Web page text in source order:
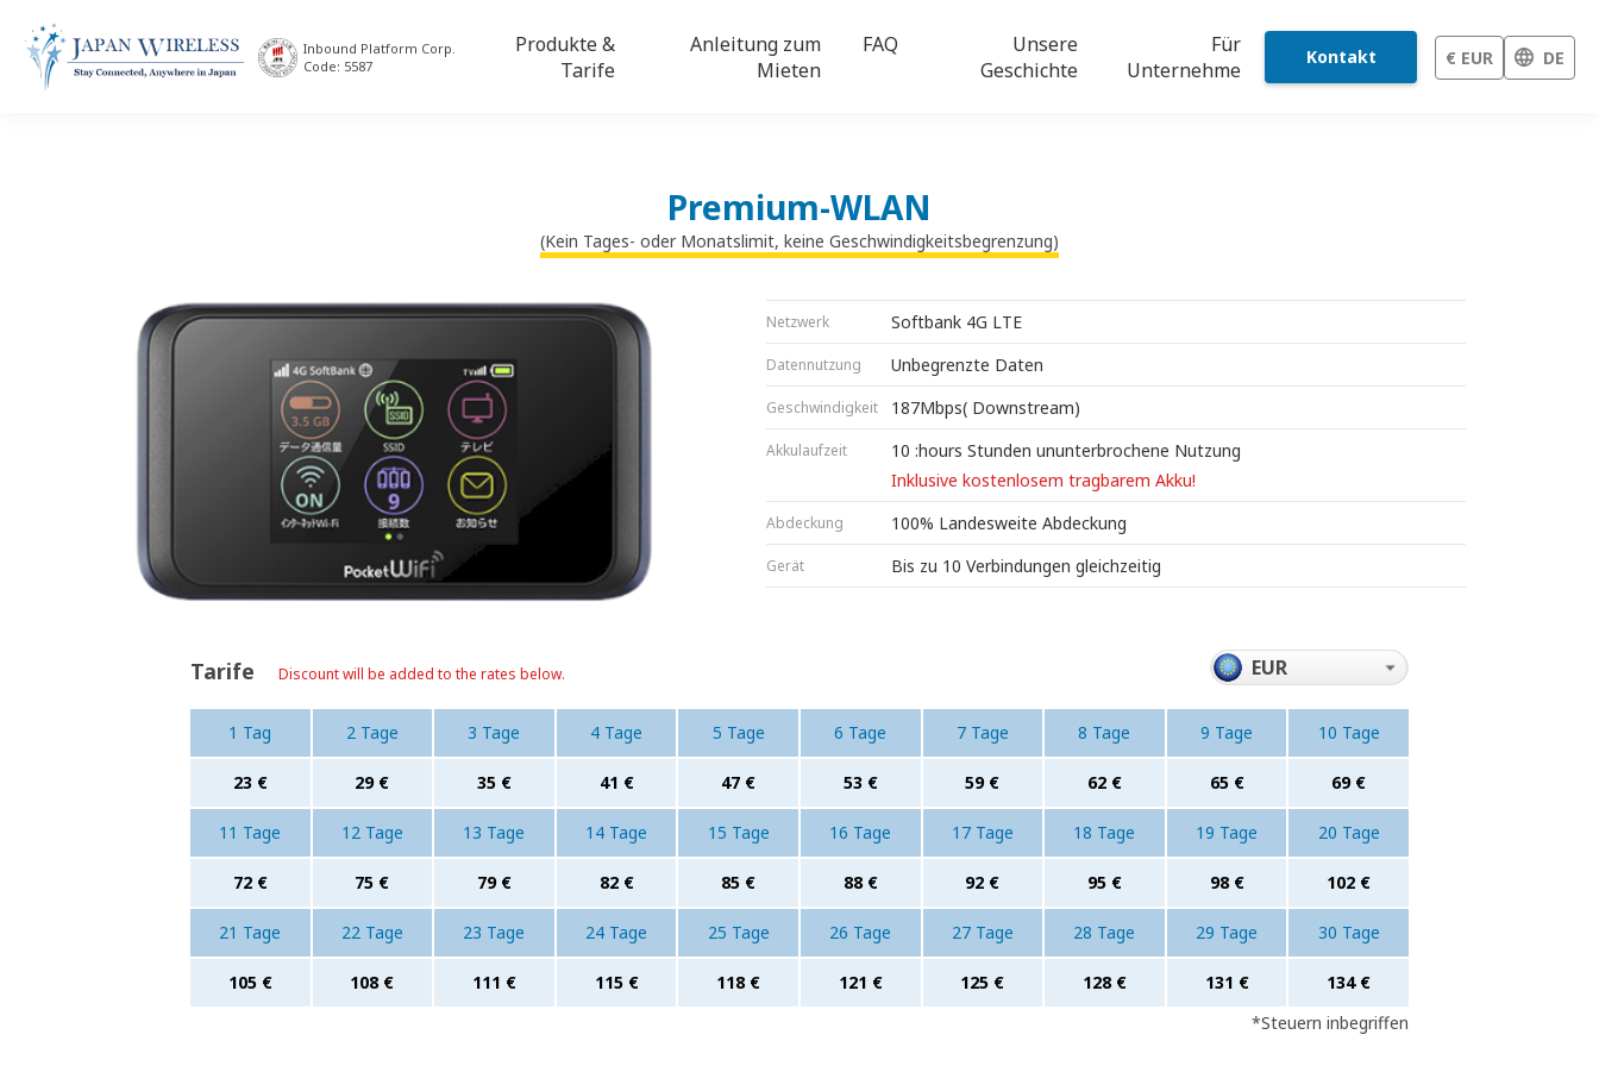
Inbound Platform Corp.
Code: 5587
Produkte &
Tarife
Anleitung zum
Mieten
FAQ
Unsere
Geschichte
Für
Unternehme
Kontakt € EUR DE
Premium-WLAN
(Kein Tages- oder Monatslimit, keine Geschwindigkeitsbegrenzung)
Netzwerk Softbank 4G LTE
Datennutzung Unbegrenzte Daten
Geschwindigkeit 187Mbps( Downstream)
Akkulaufzeit
10 :hours Stunden ununterbrochene Nutzung
Inklusive kostenlosem tragbarem Akku!
Abdeckung 100% Landesweite Abdeckung
Gerät Bis zu 10 Verbindungen gleichzeitig
Tarife Discount will be added to the rates below.
1 Tag
23 €
2 Tage
29 €
3 Tage
35 €
4 Tage
41 €
5 Tage
47 €
6 Tage
53 €
7 Tage
59 €
8 Tage
62 €
9 Tage
65 €
10 Tage
69 €
11 Tage
72 €
12 Tage
75 €
13 Tage
79 €
14 Tage
82 €
15 Tage
85 €
16 Tage
88 €
17 Tage
92 €
18 Tage
95 €
19 Tage
98 €
20 Tage
102 €
21 Tage
105 €
22 Tage
108 €
23 Tage
111 €
24 Tage
115 €
25 Tage
118 €
26 Tage
121 €
27 Tage
125 €
28 Tage
128 €
29 Tage
131 €
30 Tage
134 €
*Steuern inbegriffen